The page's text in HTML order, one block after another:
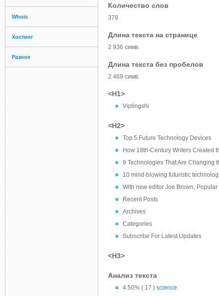
Whois
Хостинг
Разное
Количество слов
378
Длина текста на странице
2 936 симв.
Длина текста без пробелов
2 469 симв.
<H1>
Viplingshi
<H2>
Top 5 Future Technology Devices
How 18th-Century Writers Created
9 Technologies That Are Changing
10 mind-blowing futuristic
With new editor Joe Brown,
Recent Posts
Archives
Categories
Subscribe For Latest Updates
<H3>
Анализ текста
4.50% ( 17 ) science